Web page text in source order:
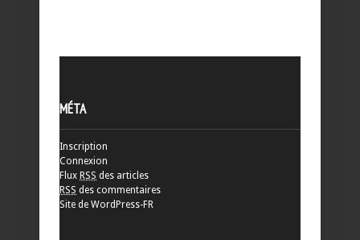
MÉTA
Inscription
Connexion
Flux RSS des articles
RSS des commentaires
Site de WordPress-FR